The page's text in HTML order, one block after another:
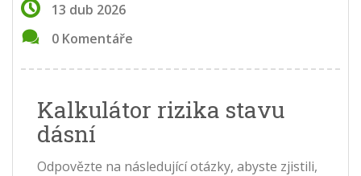
13 dub 2026
0 Komentáře
Kalkulátor rizika stavu
dásní
Odpovězte na následující otázky, abyste zjistili,